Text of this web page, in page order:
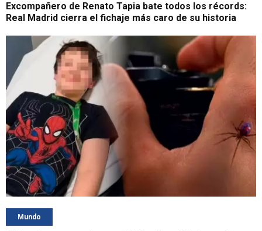
Excompañero de Renato Tapia bate todos los récords:
Real Madrid cierra el fichaje más caro de su historia
Mundo